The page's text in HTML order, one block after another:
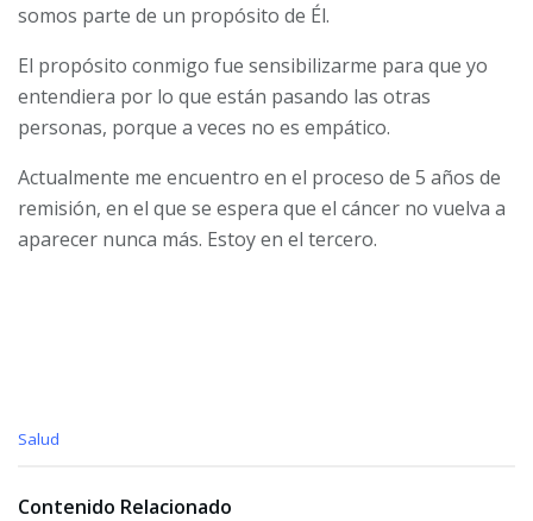
somos parte de un propósito de Él.
El propósito conmigo fue sensibilizarme para que yo
entendiera por lo que están pasando las otras
personas, porque a veces no es empático.
Actualmente me encuentro en el proceso de 5 años de
remisión, en el que se espera que el cáncer no vuelva a
aparecer nunca más. Estoy en el tercero.
C
e
Salud
Contenido Relacionado